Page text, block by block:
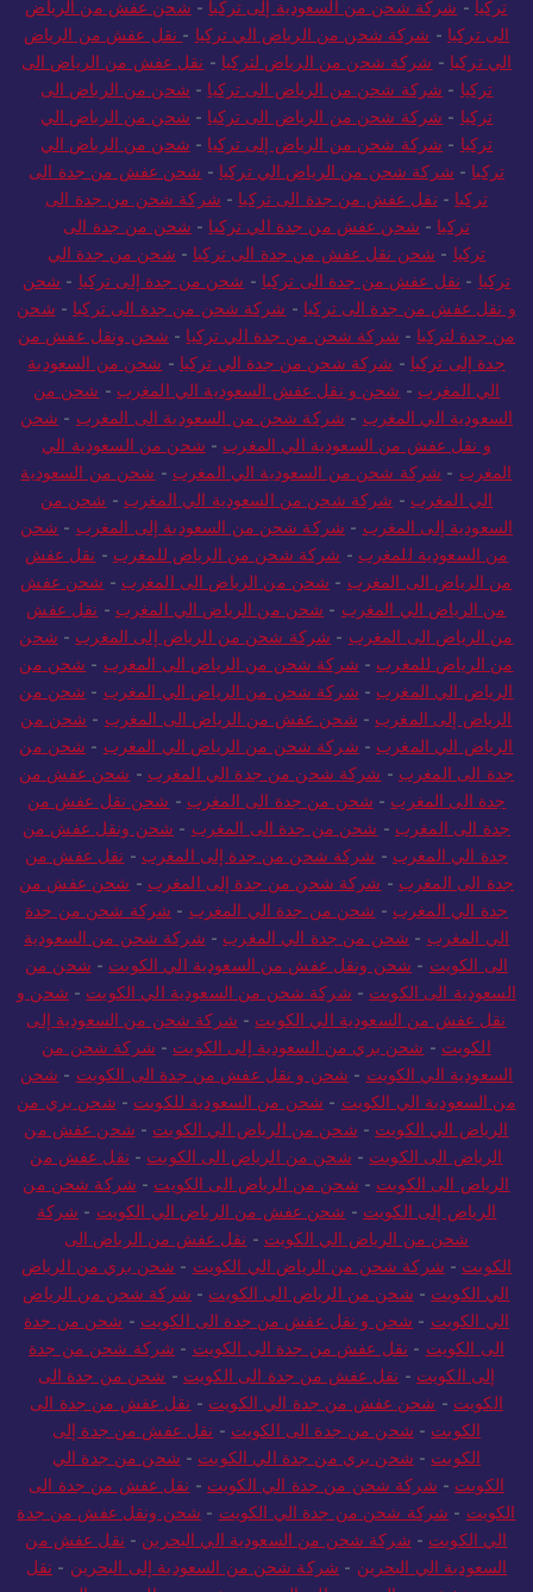
تركيا -شركة شحن من السعودية إلى تركيا-شحن عفش من الرياض
الى تركيا -شركة شحن من الرياض الي تركيا-نقل عفش من الرياض
الي تركيا-شركة شحن من الرياض لتركيا-نقل عفش من الرياض الى
تركيا-شركة شحن من الرياض الى تركيا-شحن من الرياض الى
تركيا-شركة شحن من الرياض الى تركيا-شحن من الرياض الي
تركيا-شركة شحن من الرياض إلى تركيا-شحن من الرياض الي
تركيا-شركة شحن من الرياض الي تركيا -شحن عفش من جدة الى
تركيا-نقل عفش من جدة الى تركيا-شركة شحن من جدة الى
تركيا-شحن عفش من جدة الي تركيا- شحن من جدة الى
تركيا- شحن نقل عفش من جدة الى تركيا-شحن من جدة الي
تركيا-نقل عفش من جدة الى تركيا-شحن من جدة إلى تركيا- شحن
و نقل عفش من جدة الى تركيا-شركة شحن من جدة الى تركيا-شحن
من جدة لتركيا-شركة شحن من جدة الي تركيا-شحن ونقل عفش من
جدة إلى تركيا -شركة شحن من جدة الي تركيا -شحن من السعودية
الي المغرب -شحن و نقل عفش السعودية الي المغرب -شحن من
السعودية الي المغرب- شركة شحن من السعودية الى المغرب-شحن
و نقل عفش من السعودية الي المغرب-شحن من السعودية الي
المغرب-شركة شحن من السعودية الي المغرب -شحن من السعودية
الي المغرب -شركة شحن من السعودية الي المغرب-شحن من
السعودية إلى المغرب- شركة شحن من السعودية إلى المغرب-شحن
من السعودية للمغرب -شركة شحن من الرياض للمغرب -نقل عفش
من الرياض الى المغرب-شحن من الرياض الى المغرب -شحن عفش
من الرياض الي المغرب-شحن من الرياض الي المغرب -نقل عفش
من الرياض الى المغرب-شركة شحن من الرياض إلى المغرب-شحن
من الرياض للمغرب-شركة شحن من الرياض الى المغرب-شحن من
الرياض الي المغرب-شركة شحن من الرياض الي المغرب-شحن من
الرياض إلى المغرب-شحن عفش من الرياض الى المغرب-شحن من
الرياض الي المغرب-شركة شحن من الرياض الي المغرب-شحن من
جدة الى المغرب -شركة شحن من جدة الي المغرب -شحن عفش من
جدة الى المغرب-شحن من جدة الى المغرب-شحن نقل عفش من
جدة الى المغرب -شحن من جدة الى المغرب- شحن ونقل عفش من
جدة الي المغرب -شركة شحن من جدة إلى المغرب -نقل عفش من
جدة الى المغرب -شركة شحن من جدة إلى المغرب -شحن عفش من
جدة الي المغرب -شحن من جدة الي المغرب- شركة شحن من جدة
الي المغرب-شحن من جدة الي المغرب-شركة شحن من السعودية
الى الكويت-شحن ونقل عفش من السعودية الي الكويت-شحن من
السعودية الى الكويت-شركة شحن من السعودية الي الكويت-شحن و
نقل عفش من السعودية الي الكويت-شركة شحن من السعودية إلى
الكويت -شحن بري من السعودية إلى الكويت-شركة شحن من
السعودية الي الكويت- شحن و نقل عفش من جدة الى الكويت-شحن
من السعودية الي الكويت-شحن من السعودية للكويت-شحن بري من
الرياض الي الكويت-شحن من الرياض الي الكويت-شحن عفش من
الرياض الى الكويت-شحن من الرياض الى الكويت-نقل عفش من
الرياض الى الكويت-شحن من الرياض الى الكويت-شركة شحن من
الرياض إلى الكويت -شحن عفش من الرياض الي الكويت-شركة
شحن من الرياض الي الكويت -نقل عفش من الرياض الى
الكويت-شركة شحن من الرياض الي الكويت-شحن بري من الرياض
الي الكويت-شحن من الرياض الى الكويت-شركة شحن من الرياض
الي الكويت-شحن و نقل عفش من جدة الى الكويت-شحن من جدة
الى الكويت- نقل عفش من جدة الى الكويت- شركة شحن من جدة
إلى الكويت -نقل عفش من جدة الى الكويت-شحن من جدة الى
الكويت-شحن عفش من جدة الي الكويت-نقل عفش من جدة الى
الكويت-شحن من جدة الى الكويت -نقل عفش من جدة إلى
الكويت-شحن بري من جدة الي الكويت-شحن من جدة الي
الكويت-شركة شحن من جدة الي الكويت -نقل عفش من جدة الى
الكويت-شركة شحن من جدة الي الكويت- شحن ونقل عفش من جدة
الي الكويت-شركة شحن من السعودية الي البحرين -نقل عفش من
السعودية الي البحرين
شركة شحن من السعودية إلى البحرين
نقل